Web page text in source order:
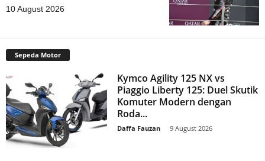
10 August 2026
Sepeda Motor
Kymco Agility 125 NX vs
Piaggio Liberty 125: Duel Skutik
Komuter Modern dengan
Roda...
Daffa Fauzan 9 August 2026